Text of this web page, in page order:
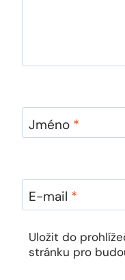
Jméno *
E-mail *
Uložit do
stránku pro